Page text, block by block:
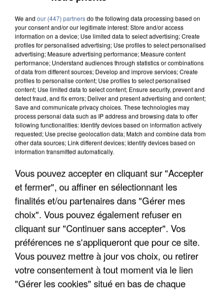
UN SECOND CADRE DE LA DZ MAFIA
INTERPELLÉ EN ALGÉRIE
We and our (447) partnersdo the following data processing based on
your consent and/or our legitimate interest: Store and/or access
information on a device; Use limited data to select advertising; Create
profiles for personalised advertising; Use profiles to select personalised
advertising; Measure advertising performance; Measure content
performance; Understand audiences through statistics or combinations
of data from different sources; Develop and improve services; Create
profiles to personalise content; Use profiles to select personalised
content; Use limited data to select content; Ensure security, prevent and
detect fraud, and fix errors; Deliver and present advertising and content;
Save and communicate privacy choices. These technologies may
process personal data such as IP address and browsing data to offer
following functionalities: Identify devices based on information actively
requested; Use precise geolocation data; Match and combine data from
other data sources; Link different devices; Identify devices based on
information transmitted automatically.
Vous pouvez accepter en cliquant sur "Accepter
et fermer", ou affiner en sélectionnant les
finalités et/ou partenaires dans "Gérer mes
choix". Vous pouvez également refuser en
cliquant sur "Continuer sans accepter". Vos
préférences ne s'appliqueront que pour ce site.
Vous pouvez mettre à jour vos choix, ou retirer
votre consentement à tout moment via le lien
"Gérer les cookies" situé en bas de chaque